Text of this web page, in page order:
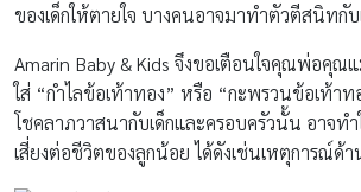
ของเด็กให้ตายใจ บางคนอาจมาทำตัวตีสนิทกั
Amarin Baby & Kids จึงขอเตือนใจคุณพ่อคุณ
ใส่ “กำไลข้อเท้าทอง” หรือ “กะพรวนข้อเท้าท
โชคลาภวาสนากับเด็กและครอบครัวนั้น อาจท
เสี่ยงต่อชีวิตของลูกน้อย ได้ดังเช่นเหตุการณ์ด้